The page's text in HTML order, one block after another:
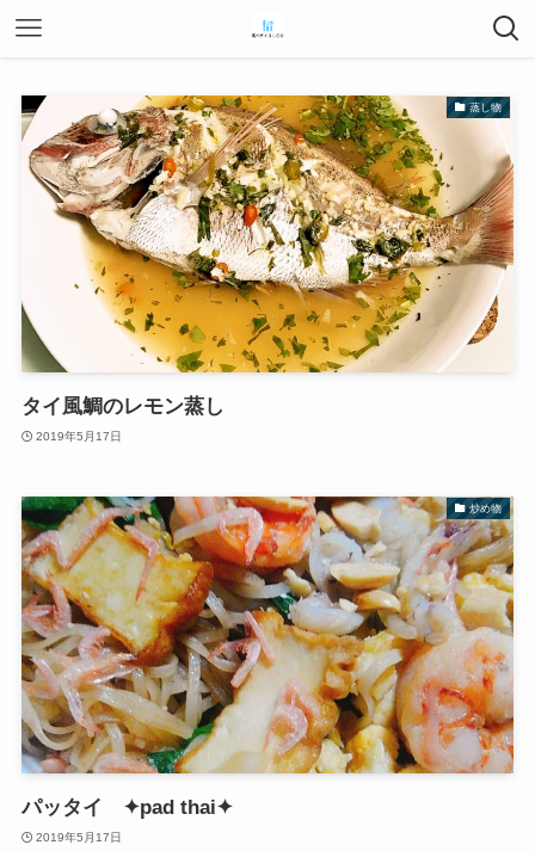
蒸し物
タイ風鯛のレモン蒸し
2019年5月17日
炒め物
パッタイ ✦pad thai✦
2019年5月17日